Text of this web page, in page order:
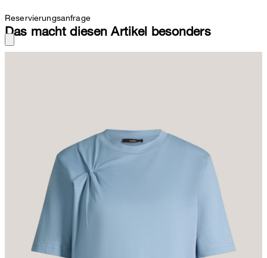
Reservierungsanfrage
Das macht diesen Artikel besonders